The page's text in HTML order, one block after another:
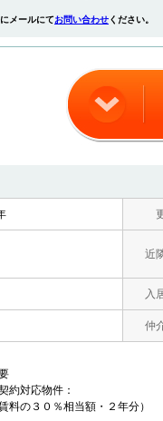
メールにてお問い合わせください。
近
入
仲
約対応物件：
料の３０％相当額・２年分）